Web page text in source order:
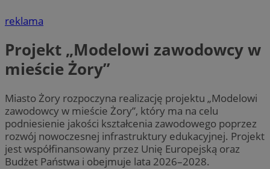
reklama
Projekt „Modelowi zawodowcy w
mieście Żory”
Miasto Żory rozpoczyna realizację projektu „Modelowi
zawodowcy w mieście Żory”, który ma na celu
podniesienie jakości kształcenia zawodowego poprzez
rozwój nowoczesnej infrastruktury edukacyjnej. Projekt
jest współfinansowany przez Unię Europejską oraz
Budżet Państwa i obejmuje lata 2026–2028.